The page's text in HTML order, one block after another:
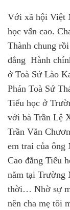
Với xã hội Việt
học vấn cao.
Thành chung
đẳng Hành
ở Toà Sứ Lào
Phán Toà Sứ
Tiểu học ở
với bà Trần Lệ
Trần Văn
em trai của
Cao đẳng Tiểu
năm tại Trường
thời… Nhờ sự
nên cha mẹ tôi